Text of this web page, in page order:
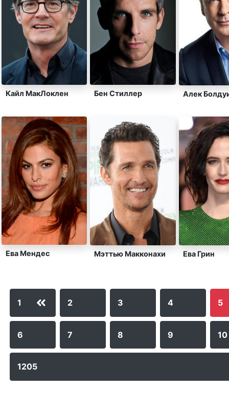
Кайл МакЛоклен Бен Стиллер Алек
Ева Мендес Мэттью Макконахи Ева Грин
1 2 3 4 5
6 7 8 9 10
1205